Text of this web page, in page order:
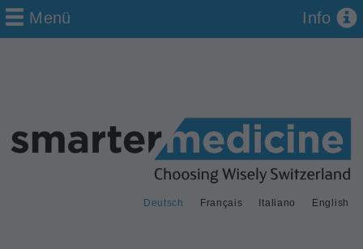
Deutsch Français Italiano English
Menü Info